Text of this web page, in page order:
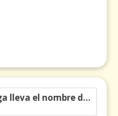
Carlos Manuel Vesga lleva el nombre de Colombia a los Emmy